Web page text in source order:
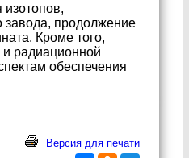
завода, продолжение
Кроме того,
радиационной
обеспечения
Версия для печати